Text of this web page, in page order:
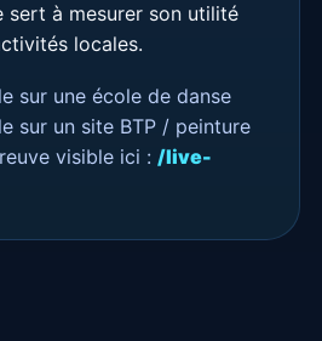
sert à mesurer son utilité
locales.
sur une école de danse
sur un site BTP / peinture
visible ici : /live-